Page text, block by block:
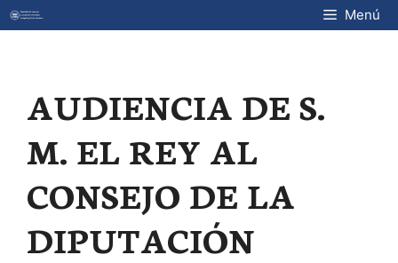
Saltar
al
Menú
AUDIENCIA DE S.
M. EL REY AL
CONSEJO DE LA
DIPUTACIÓN